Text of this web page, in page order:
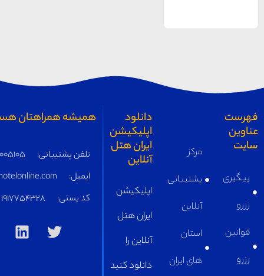
همیشه همراهتان هستیم
تلفن پشتیبانی:
05191005105
ایمیل:
supply@iranhotelonline.com
1917754328